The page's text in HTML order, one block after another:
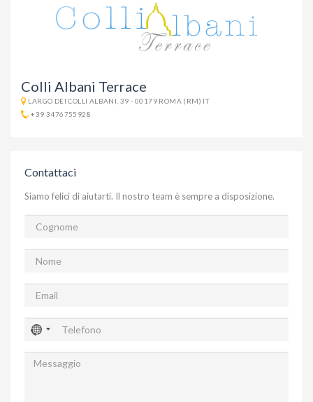
Colli Albani Terrace
LARGO DEI COLLI ALBANI, 39 - 00179 ROMA (RM) IT
+39 3476755928
Contattaci
Siamo felici di aiutarti. Il nostro team è sempre a disposizione.